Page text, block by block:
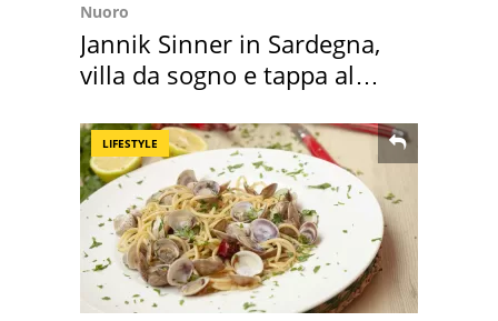
Nuoro
Jannik Sinner in Sardegna,
villa da sogno e tappa al
LIFESTYLE